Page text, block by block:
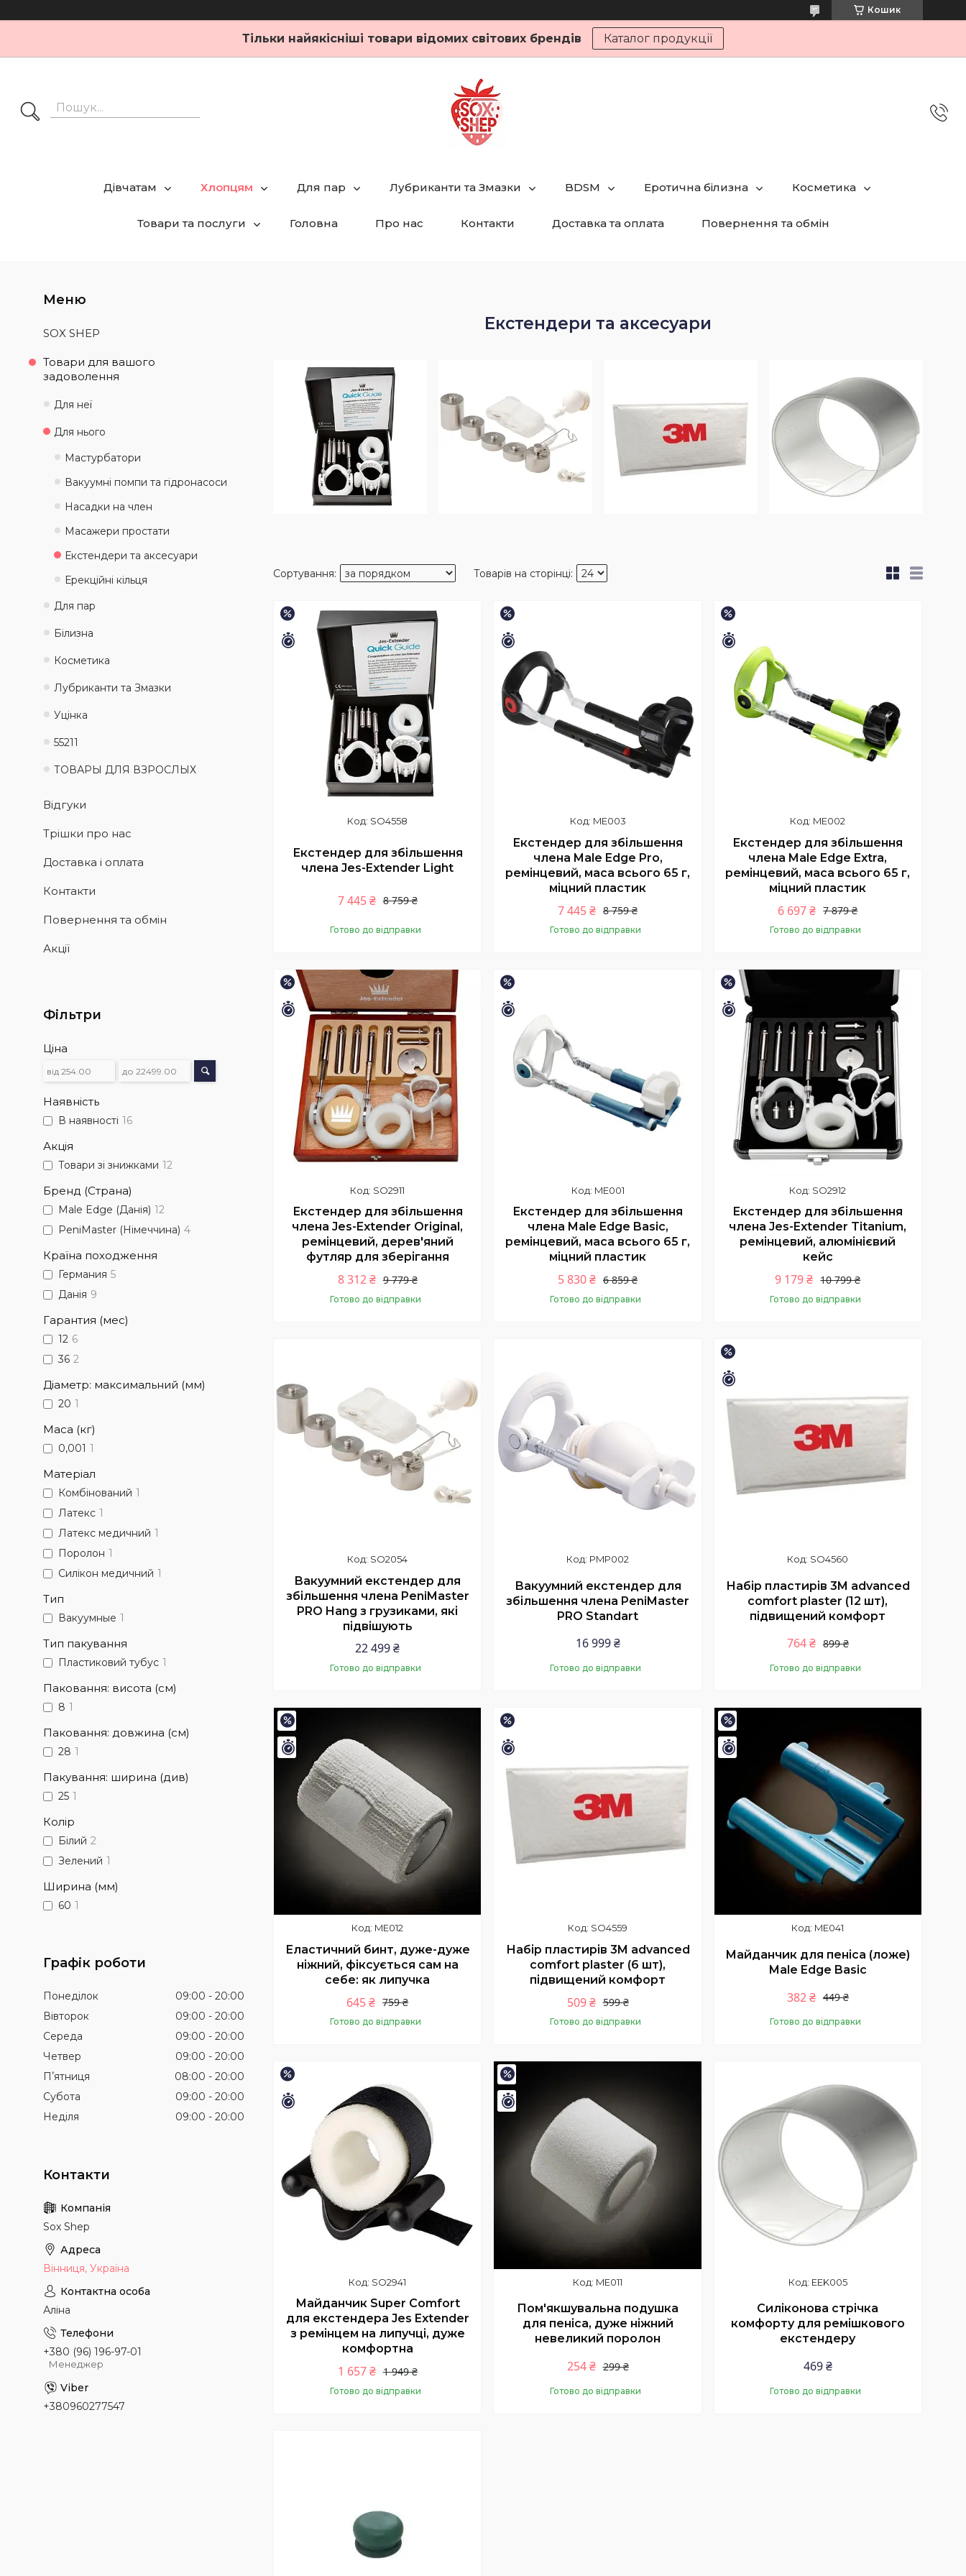
Кошик
Тільки найякісніші товари відомих світових брендів Каталог продукції
Дівчатам Хлопцям Для пар Лубриканти та Змазки BDSM Еротична білизна Косметика
Товари та послуги Головна Про нас Контакти Доставка та оплата Повернення та обмін
Екстендери та аксесуари
Залишилось 35 днів
SO4558
Екстендер для збільшення
члена Jes-Extender Light
8 759 ₴
7 445 ₴
Готово до відправки
Купити
ME003
Екстендер для збільшення
члена Male Edge Pro,
ремінцевий, маса всього 65 г,
міцний пластик
8 759 ₴
7 445 ₴
Готово до відправки
ME002
Екстендер для збільшення
члена Male Edge Extra,
ремінцевий, маса всього 65 г,
міцний пластик
7 879 ₴
6 697 ₴
Готово до відправки
–15%
Залишилось 35 днів
SO2911
Екстендер для збільшення
члена Jes-Extender Original,
ремінцевий, дерев'яний
футляр для зберігання
9 779 ₴
8 312 ₴
Готово до відправки
ME001
Екстендер для збільшення
члена Male Edge Basic,
ремінцевий, маса всього 65 г,
міцний пластик
6 859 ₴
5 830 ₴
Готово до відправки
–15%
Залишилось 35 днів
SO2912
Екстендер для збільшення
члена Jes-Extender Titanium,
ремінцевий, алюмінієвий
кейс
10 799 ₴
9 179 ₴
Готово до відправки
SO2054
Вакуумний екстендер для
збільшення члена PeniMaster
PRO Hang з грузиками, які
підвішують
22 499 ₴
Готово до відправки
PMP002
Вакуумний екстендер для
збільшення члена PeniMaster
PRO Standart
16 999 ₴
Готово до відправки
SO4560
Набір пластирів 3M advanced
comfort plaster (12 шт),
підвищений комфорт
899 ₴
764 ₴
Готово до відправки
Залишилось 35 днів
ME012
Еластичний бинт, дуже-дуже
ніжний, фіксується сам на
себе: як липучка
759 ₴
645 ₴
Готово до відправки
SO4559
Набір пластирів 3M advanced
comfort plaster (6 шт),
підвищений комфорт
599 ₴
509 ₴
Готово до відправки
Залишилось 35 днів
ME041
Майданчик для пеніса (ложе)
Male Edge Basic
449 ₴
382 ₴
Готово до відправки
Залишилось 35 днів
SO2941
Майданчик Super Comfort
для екстендера Jes Extender
з ремінцем на липучці, дуже
комфортна
1 949 ₴
1 657 ₴
Готово до відправки
Залишилось 35 днів
ME011
Пом'якшувальна подушка
для пеніса, дуже ніжний
невеликий поролон
299 ₴
254 ₴
Готово до відправки
EEK005
Силіконова стрічка
комфорту для ремішкового
екстендеру
469 ₴
Готово до відправки
SOX SHEP
Товари для вашого
задоволення
Для неї
Для нього
Мастурбатори
Вакуумні помпи та гідронасоси
Насадки на член
Масажери простати
Екстендери та аксесуари
Ерекційні кільця
Для пар
Білизна
Косметика
Лубриканти та Змазки
Уцінка
55211
ТОВАРЫ ДЛЯ ВЗРОСЛЫХ
Відгуки
Трішки про нас
Доставка і оплата
Контакти
Повернення та обмін
Акції
Фільтри
Ціна
Наявність
В наявності 16
Акція
Товари зі знижками 12
Бренд (Страна)
Male Edge (Данія) 12
PeniMaster (Німеччина) 4
Країна походження
Германия 5
Данія 9
Гарантия (мес)
12 6
36 2
Діаметр: максимальний (мм)
20 1
Маса (кг)
0,001 1
Матеріал
Комбінований 1
Латекс 1
Латекс медичний 1
Поролон 1
Силікон медичний 1
Тип
Вакуумные 1
Тип пакування
Пластиковий тубус 1
Паковання: висота (см)
8 1
Паковання: довжина (см)
28 1
Пакування: ширина (див)
25 1
Колір
Білий 2
Зелений 1
Ширина (мм)
60 1
Графік роботи
Понеділок 09:00
20:00
Вівторок
09:00
20:00
Середа
09:00
20:00
Четвер
09:00
20:00
Пʼятниця
08:00
20:00
Субота
09:00
20:00
Неділя
09:00 20:00
Sox Shep
Вінниця, Україна
Аліна
+380 (96) 196-97-01
Менеджер
+380960277547